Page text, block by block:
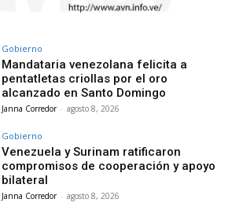
Gobierno
Mandataria venezolana felicita a
pentatletas criollas por el oro
alcanzado en Santo Domingo
Janna Corredor - agosto 8, 2026
Gobierno
Venezuela y Surinam ratificaron
compromisos de cooperación y apoyo
bilateral
Janna Corredor - agosto 8, 2026